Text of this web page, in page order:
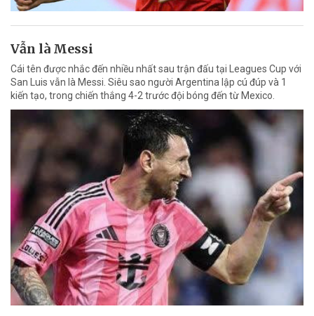
Vẫn là Messi
Cái tên được nhắc đến nhiều nhất sau trận đấu tại Leagues Cup với
San Luis vẫn là Messi. Siêu sao người Argentina lập cú đúp và 1
kiến tạo, trong chiến thắng 4-2 trước đội bóng đến từ Mexico.